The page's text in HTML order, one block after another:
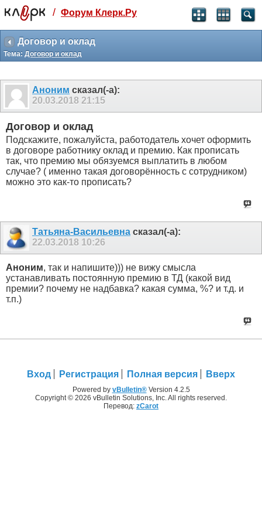
Святые угодники, Клерк без рекламы
прекрасен:)
месяц
3 месяца
259
₽
-10%
499 ₽
-15%
Отмена Оплатить
/ Форум Клерк.Ру
Договор и оклад
Тема: Договор и оклад
Аноним сказал(-а):
20.03.2018 21:15
Договор и оклад
Подскажите, пожалуйста, работодатель хочет оформить
в договоре работнику оклад и премию. Как прописать
так, что премию мы обязуемся выплатить в любом
случае? ( именно такая договорённость с сотрудником)
можно это как-то прописать?
Татьяна-Васильевна сказал(-а):
22.03.2018 10:26
Аноним, так и напишите))) не вижу смысла
устанавливать постоянную премию в ТД (какой вид
премии? почему не надбавка? какая сумма, %? и т.д. и
т.п.)
Вход Регистрация Полная версия Вверх
Powered by vBulletin®Version 4.2.5
Copyright © 2026 vBulletin Solutions, Inc. All rights reserved.
Перевод: zCarot